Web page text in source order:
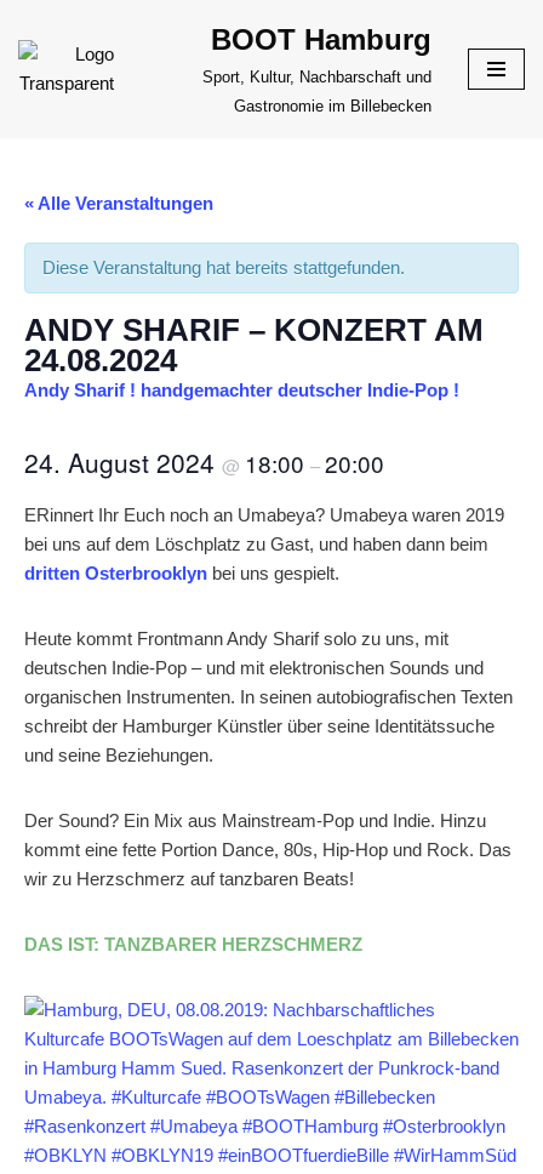
Zum
Inhalt
BOOT Hamburg
Sport, Kultur, Nachbarschaft und
Gastronomie im Billebecken
« Alle Veranstaltungen
Diese Veranstaltung hat bereits stattgefunden.
ANDY SHARIF – KONZERT AM
24.08.2024
Andy Sharif ! handgemachter deutscher Indie-Pop !
24. August 2024 @ 18:00 –20:00
ERinnert Ihr Euch noch an Umabeya? Umabeya waren 2019
bei uns auf dem Löschplatz zu Gast, und haben dann beim
dritten Osterbrooklyn bei uns gespielt.
Heute kommt Frontmann Andy Sharif solo zu uns, mit
deutschen Indie-Pop – und mit elektronischen Sounds und
organischen Instrumenten. In seinen autobiografischen Texten
schreibt der Hamburger Künstler über seine Identitätssuche
und seine Beziehungen.
Der Sound? Ein Mix aus Mainstream-Pop und Indie. Hinzu
kommt eine fette Portion Dance, 80s, Hip-Hop und Rock. Das
wir zu Herzschmerz auf tanzbaren Beats!
DAS IST: TANZBARER HERZSCHMERZ